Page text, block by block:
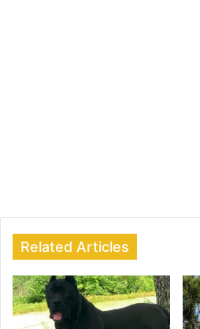
Related Articles